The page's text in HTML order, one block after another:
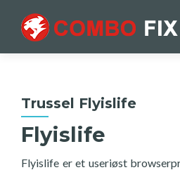
Trussel Flyislife
Flyislife
Flyislife er et useriøst